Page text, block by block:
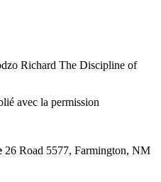
Richard The Discipline of
avec la permission
26 Road 5577, Farmington, NM